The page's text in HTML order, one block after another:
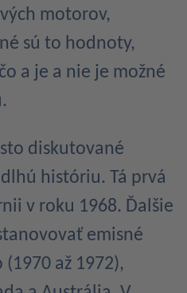
motorov,
sú to hodnoty,
a je a nie je možné
diskutované
históriu. Tá prvá
v roku 1968. Ďalšie
emisné
až 1972),